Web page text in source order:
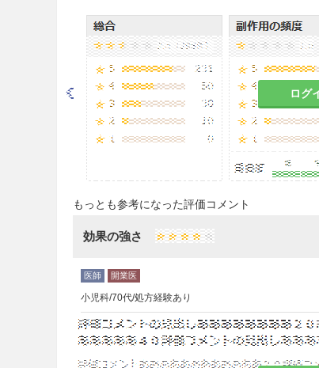
を2回に分けて12時間ご
注意事項
重要な基本的注意
8.1
本剤の使用にあたっ
認し、疾病の治療上必要
ショック、アナフィ
象の既往歴等について十
8.4急性腎障害等の重篤
うなど観察を十分に行う
慎重投与
ログ
もっとも参考になった評価コメント
効果の強さ
小児科/70代/処方経験あり